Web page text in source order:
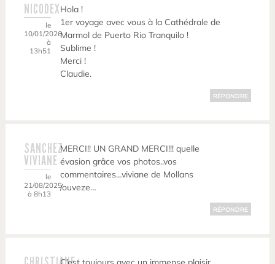
NICODEX
le
10/01/2026
à
13h51
Hola !
1er voyage avec vous à la Cathédrale de
Marmol de Puerto Rio Tranquilo !
Sublime !
Merci !
Claudie.
RÉPONDRE
SANCHEZ
VIVIANE
le
21/08/2025
à 8h13
MERCI!! UN GRAND MERCI!!! quelle
évasion grâce vos photos..vos
commentaires…viviane de Mollans
/ouveze…
RÉPONDRE